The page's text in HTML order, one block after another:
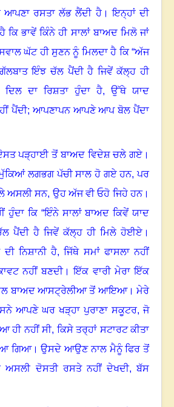
ਆਪਣਾ ਰਸਤਾ ਲੱਭ ਲੈਂਦੀ ਹੈ। ਇਨ੍ਹਾਂ ਦੀ
ਭਾਵੇਂ ਕਿੰਨੇ ਹੀ ਸਾਲਾਂ ਬਾਅਦ ਮਿਲੋ ਜਾਂ
ਘੱਟ ਹੀ ਸੁਣਨ ਨੂੰ ਮਿਲਦਾ ਹੈ ਕਿ “ਅੱਜ
ਗੱਲਬਾਤ ਇੰਝ ਚੱਲ ਪੈਂਦੀ ਹੈ ਜਿਵੇਂ ਕੱਲ੍ਹ ਹੀ
ਦਾ ਰਿਸ਼ਤਾ ਹੁੰਦਾ ਹੈ, ਉੱਥੇ ਯਾਦ
ਪੈਂਦੀ; ਆਪਣਾਪਨ ਆਪਣੇ ਆਪ ਬੋਲ ਪੈਂਦਾ
ਪੜ੍ਹਾਈ ਤੋਂ ਬਾਅਦ ਵਿਦੇਸ਼ ਚਲੇ ਗਏ।
ਲਗਭਗ ਪੱਚੀ ਸਾਲ ਹੋ ਗਏ ਹਨ,ਪਰ
ਅਸਲੀ ਸਨ, ਉਹ ਅੱਜ ਵੀ ਓਹੋ ਜਿਹੇ ਹਨ।
ਹੁੰਦਾ ਕਿ “ਇੰਨੇ ਸਾਲਾਂ ਬਾਅਦ ਕਿਵੇਂ ਯਾਦ
ਪੈਂਦੀ ਹੈ ਜਿਵੇਂ ਕੱਲ੍ਹ ਹੀ ਮਿਲੇ ਹੋਈਏ।
ਨਿਸ਼ਾਨੀ ਹੈ,ਜਿੱਥੇ ਸਮਾਂ ਫਾਸਲਾ ਨਹੀਂ
ਨਹੀਂ ਬਣਦੀ। ਇੱਕ ਵਾਰੀ ਮੇਰਾ ਇੱਕ
ਬਾਅਦ ਆਸਟ੍ਰੇਲੀਆ ਤੋਂ ਆਇਆ। ਮੇਰੇ
ਆਪਣੇ ਘਰ ਖੜ੍ਹਾ ਪੁਰਾਣਾ ਸਕੂਟਰ,ਜੋ
ਹੀ ਨਹੀਂ ਸੀ, ਕਿਸੇ ਤਰ੍ਹਾਂ ਸਟਾਰਟ ਕੀਤਾ
ਗਿਆ। ਉਸਦੇ ਆਉਣ ਨਾਲ ਮੈਨੂੰ ਫਿਰ ਤੋਂ
ਦੋਸਤੀ ਰਸਤੇ ਨਹੀਂ ਦੇਖਦੀ, ਬੱਸ